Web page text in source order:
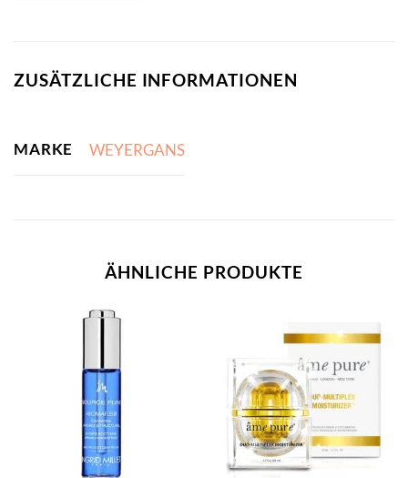
ZUSÄTZLICHE INFORMATIONEN
MARKE WEYERGANS
ÄHNLICHE PRODUKTE